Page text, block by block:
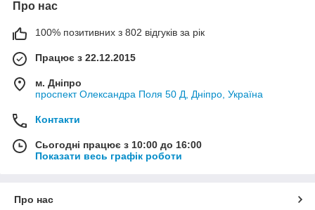
Про нас
100% позитивних з 802 відгуків за рік
Працює з 22.12.2015
м. Дніпро
проспект Олександра Поля 50 Д, Дніпро, Україна
Контакти
Сьогодні працює з 10:00 до 16:00
Показати весь графік роботи
Про нас